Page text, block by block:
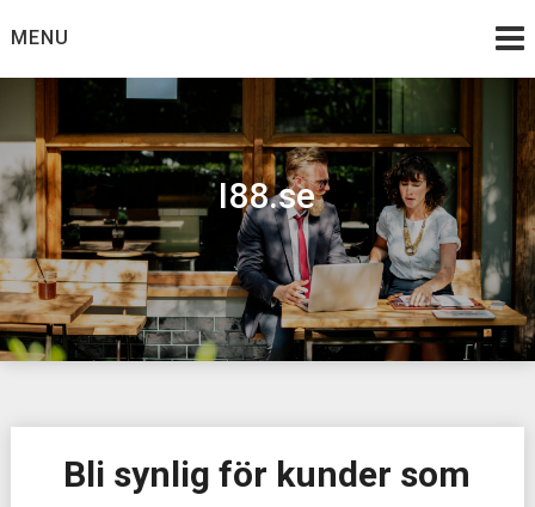
toMENU
I88.se
Bli synlig för kunder som